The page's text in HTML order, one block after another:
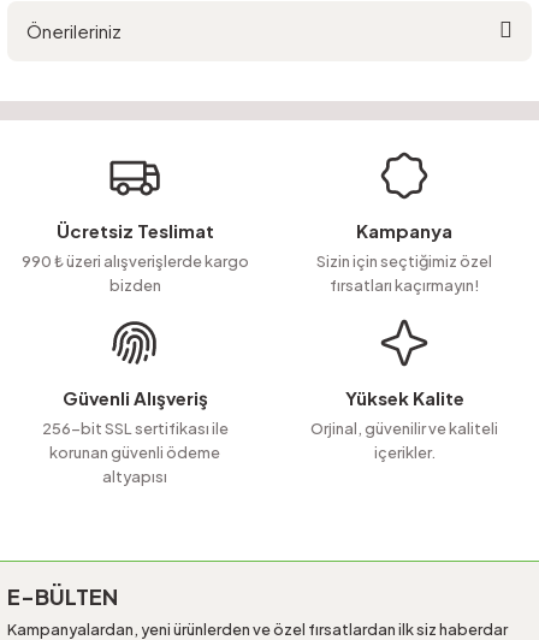
Soru Sor
Önerileriniz
Görüş ve önerileriniz için teşekkür ederiz.
Ürün resmi kalitesiz, bozuk veya görüntülenemiyor.
Ürün açıklamasında eksik bilgiler bulunuyor.
Ürün bilgilerinde hatalar bulunuyor.
Ürün fiyatı diğer sitelerden daha pahalı.
Bu ürüne benzer farklı alternatifler olmalı.
Ücretsiz Teslimat
990 ₺ üzeri alışverişlerde kargo
bizden
Kampanya
Sizin için seçtiğimiz özel
fırsatları kaçırmayın!
Güvenli Alışveriş
256-bit SSL sertifikası ile
korunan güvenli ödeme
altyapısı
Yüksek Kalite
Orjinal, güvenilir ve kaliteli
içerikler.
E-BÜLTEN
Kampanyalardan, yeni ürünlerden ve özel fırsatlardan ilk siz haberdar